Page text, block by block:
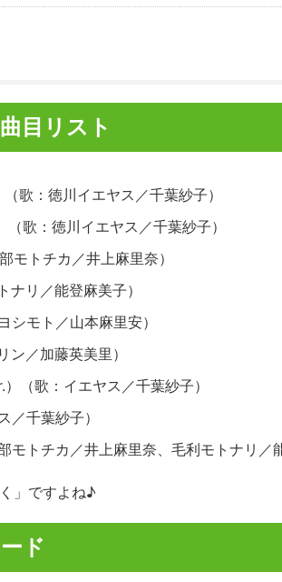
目リスト
歌：徳川イエヤス／千葉紗子）
歌：徳川イエヤス／千葉紗子）
モトチカ／井上麻里奈）
ナリ／能登麻美子）
シモト／山本麻里安）
ン／加藤英美里）
（歌：イエヤス／千葉紗子）
／千葉紗子）
モトチカ／井上麻里奈、毛利モトナリ／
」ですよね♪
ド